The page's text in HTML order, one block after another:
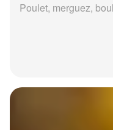
Poulet, merguez,